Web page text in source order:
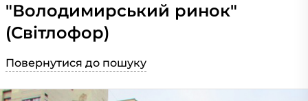
"Володимирський ринок"
(Світлофор)
Повернутися до пошуку